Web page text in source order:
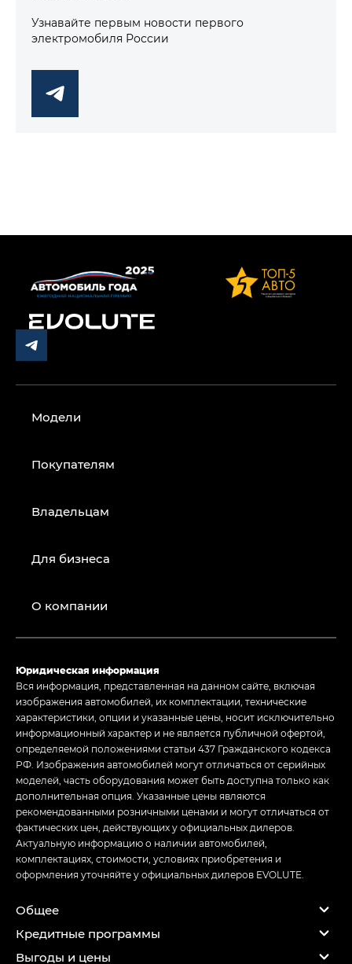
Узнавайте первым новости первого
электромобиля России
Модели
Покупателям
Владельцам
Для бизнеса
О компании
Юридическая информация
Вся информация, представленная на данном сайте, включая
изображения автомобилей, их комплектации, технические
характеристики, опции и указанные цены, носит исключительно
информационный характер и не является публичной офертой,
определяемой положениями статьи 437 Гражданского кодекса
РФ. Изображения автомобилей могут отличаться от серийных
моделей, часть оборудования может быть доступна только как
дополнительная опция. Указанные цены являются
рекомендованными розничными ценами и могут отличаться от
фактических цен, действующих у официальных дилеров.
Актуальную информацию о наличии автомобилей,
комплектациях, стоимости, условиях приобретения и
оформления уточняйте у официальных дилеров EVOLUTE.
Общее
Кредитные программы
Выгоды и цены